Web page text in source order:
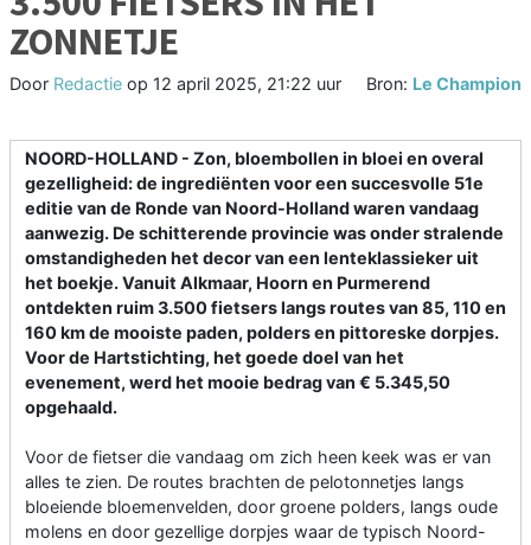
ZONNETJE
Door Redactie op 12 april 2025, 21:22 uur Bron: Le Champion
NOORD-HOLLAND - Zon, bloembollen in bloei en overal
gezelligheid: de ingrediënten voor een succesvolle 51e
editie van de Ronde van Noord-Holland waren vandaag
aanwezig. De schitterende provincie was onder stralende
omstandigheden het decor van een lenteklassieker uit
het boekje. Vanuit Alkmaar, Hoorn en Purmerend
ontdekten ruim 3.500 fietsers langs routes van 85, 110 en
160 km de mooiste paden, polders en pittoreske dorpjes.
Voor de Hartstichting, het goede doel van het
evenement, werd het mooie bedrag van € 5.345,50
opgehaald.
Voor de fietser die vandaag om zich heen keek was er van
alles te zien. De routes brachten de pelotonnetjes langs
bloeiende bloemenvelden, door groene polders, langs oude
molens en door gezellige dorpjes waar de typisch Noord-